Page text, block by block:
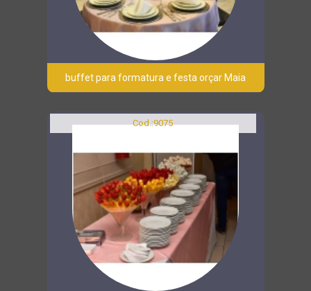
buffet para formatura e festa orçar Maia
Cod.:9075